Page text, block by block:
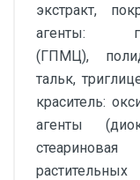
экстракт,
агенты:
(ГПМЦ),
тальк,
краситель:
агенты